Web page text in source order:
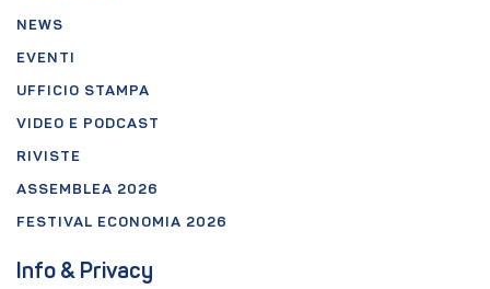
NEWS
EVENTI
UFFICIO STAMPA
VIDEO E PODCAST
RIVISTE
ASSEMBLEA 2026
FESTIVAL ECONOMIA 2026
Info & Privacy